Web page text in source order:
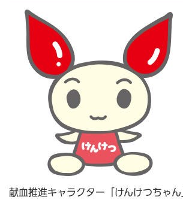
献血推進キャラクター「けんけつちゃん